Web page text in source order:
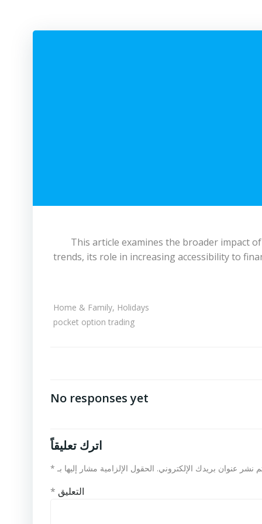
This article examines the broader impact of
trends, its role in increasing accessibility to
Home & Family, Holidays
pocket option trading
No responses yet
اترك تعليقاً
نشر عنوان بريدك الإلكتروني. الحقول الإلزامية مشار إليها بـ *
التعليق *